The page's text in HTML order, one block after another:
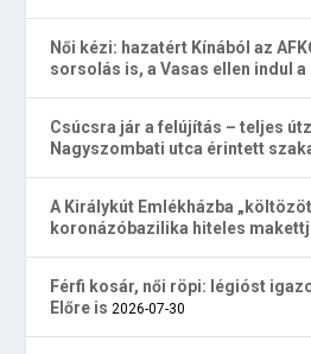
Női kézi: hazatért Kínából az
sorsolás is, a Vasas ellen indul
Csúcsra jár a felújítás – teljes
Nagyszombati utca érintett
A Királykút Emlékházba
koronázóbazilika hiteles
Férfi kosár, női röpi: légióst
Előre is 2026-07-30